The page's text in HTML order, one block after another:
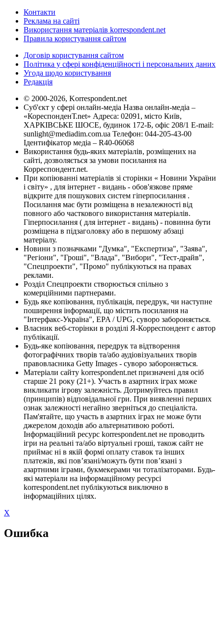
Контакти
Реклама на сайті
Використання матеріалів korrespondent.net
Правила користування сайтом
Договір користування сайтом
Політика у сфері конфіденційності і персональних даних
Угода щодо користування
Редакція
© 2000-2026, Korrespondent.net
Суб'єкт у сфері онлайн-медіа Назва онлайн-медіа –
«КореспонденТ.net» Адреса: 02091, місто Київ,
ХАРКІВСЬКЕ ШОСЕ, будинок 172-Б, офіс 208/1 E-mail:
sunlight@mediadim.com.ua Телефон: 044-205-43-00
Ідентифікатор медіа – R40-06068
Використання будь-яких матеріалів, розміщених на
сайті, дозволяється за умови посилання на
Корреспондент.net.
При копіюванні матеріалів зі сторінки « Новини України
і світу» , для інтернет - видань - обов'язкове пряме
відкрите для пошукових систем гіперпосилання .
Посилання має бути розміщена в незалежності від
повного або часткового використання матеріалів.
Гіперпосилання ( для інтернет - видань) - повинна бути
розміщена в підзаголовку або в першому абзаці
матеріалу.
Новини з позначками "Думка", "Експертиза", "Заява",
"Регіони", "Гроші", "Влада", "Вибори", "Тест-драйв",
"Спецпроекти", "Промо" публікуються на правах
реклами.
Розділ Спецпроекти створюється спільно з
комерційними партнерами.
Будь яке копіювання, публікація, передрук, чи наступне
поширення інформації, що містить посилання на
"Інтерфакс-Україна", EPA / UPG, суворо забороняється.
Власник веб-сторінки в розділі Я-Корреспондент є автор
публікації.
Будь-яке копіювання, передрук та відтворення
фотографічних творів та/або аудіовізуальних творів
правовласника Getty Images - суворо забороняється.
Матеріали сайту korrespondent.net призначені для осіб
старше 21 року (21+). Участь в азартних іграх може
викликати ігрову залежність. Дотримуйтесь правил
(принципів) відповідальної гри. При виявленні перших
ознак залежності негайно зверніться до спеціаліста.
Пам'ятайте, що участь в азартних іграх не може бути
джерелом доходів або альтернативою роботі.
Інформаційний ресурс korrespondent.net не проводить
ігри на реальні та/або віртуальні гроші, також сайт не
приймає ні в якій формі оплату ставок та інших
платежів, які пов’язані/можуть бути пов’язані з
азартними іграми, букмекерами чи тоталізаторами. Будь-
які матеріали на інформаційному ресурсі
korrespondent.net публікуються виключно в
інформаційних цілях.
X
Ошибка